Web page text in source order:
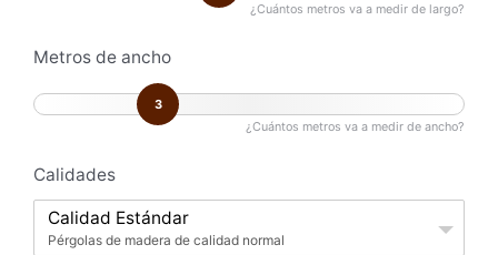
¿Cuántos metros va a medir de largo?
Metros de ancho
3
¿Cuántos metros va a medir de ancho?
Calidades
Calidad Estándar
Pérgolas de madera de calidad normal